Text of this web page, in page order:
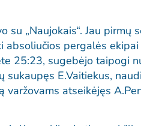
su „Naujokais“. Jau
absoliučios pergalės
25:23, sugebėjo taipogi
E.Vaitiekus,
varžovams atseikėjęs